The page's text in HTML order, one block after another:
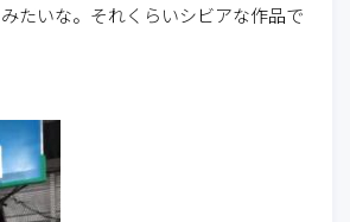
たいな。それくらいシビアな作品で